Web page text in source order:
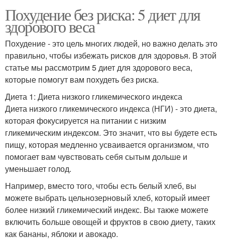
Похудение без риска: 5 диет для
здорового веса
Похудение - это цель многих людей, но важно делать это
правильно, чтобы избежать рисков для здоровья. В этой
статье мы рассмотрим 5 диет для здорового веса,
которые помогут вам похудеть без риска.
Диета 1: Диета низкого гликемического индекса
Диета низкого гликемического индекса (НГИ) - это диета,
которая фокусируется на питании с низким
гликемическим индексом. Это значит, что вы будете есть
пищу, которая медленно усваивается организмом, что
помогает вам чувствовать себя сытым дольше и
уменьшает голод.
Например, вместо того, чтобы есть белый хлеб, вы
можете выбрать цельнозерновый хлеб, который имеет
более низкий гликемический индекс. Вы также можете
включить больше овощей и фруктов в свою диету, таких
как бананы, яблоки и авокадо.